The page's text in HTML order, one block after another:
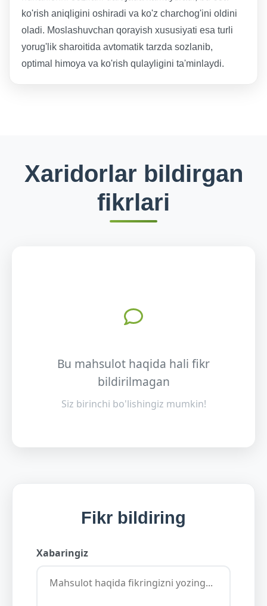
ko'rish aniqligini oshiradi va ko'z charchog'ini oldini
oladi. Moslashuvchan qorayish xususiyati esa turli
yorug'lik sharoitida avtomatik tarzda sozlanib,
optimal himoya va ko'rish qulayligini ta'minlaydi.
Xaridorlar bildirgan
fikrlari
Bu mahsulot haqida hali fikr
bildirilmagan
Siz birinchi bo'lishingiz mumkin!
Fikr bildiring
Xabaringiz